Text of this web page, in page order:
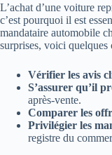
L’achat d’une voiture
c’est pourquoi il est
mandataire automobile
surprises, voici quelques
Vérifier les avis
S’assurer qu’il
après-vente.
Comparer les
Privilégier les
registre du